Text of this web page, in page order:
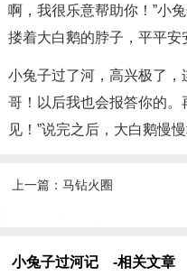
啊，我很乐意帮助你！”小
搂着大白鹅的脖子，平平安
小兔子过了河，高兴极了，
哥！以后我也会报答你的。
见！”说完之后，大白鹅慢慢
上一篇：马钻火圈
小兔子过河记 -相关文章